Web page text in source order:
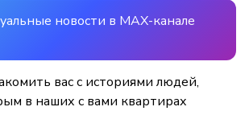
новости в MAX-канале
вас с историями людей,
в наших с вами квартирах